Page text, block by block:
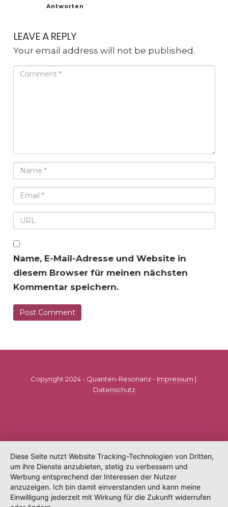
Antworten
LEAVE A REPLY
Your email address will not be published.
Name, E-Mail-Adresse und Website in
diesem Browser für meinen nächsten
Kommentar speichern.
Copyright 2024 - Quanten-Resonanz - Impressum |
Datenschutz
Diese Seite nutzt Website Tracking-Technologien von Dritten,
um ihre Dienste anzubieten, stetig zu verbessern und
Werbung entsprechend der Interessen der Nutzer
anzuzeigen. Ich bin damit einverstanden und kann meine
Einwilligung jederzeit mit Wirkung für die Zukunft widerrufen